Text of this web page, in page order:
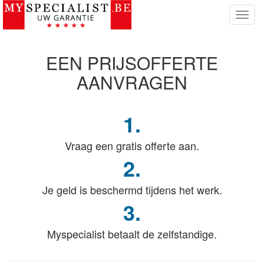
T
o
EEN PRIJSOFFERTE
AANVRAGEN
1.
Vraag een gratis offerte aan.
2.
Je geld is beschermd tijdens het werk.
3.
Myspecialist betaalt de zelfstandige.